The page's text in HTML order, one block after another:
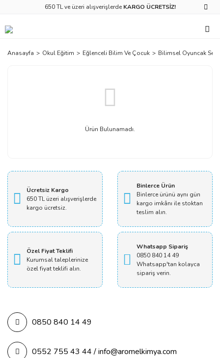
650 TL ve üzeri alışverişlerde KARGO ÜCRETSİZ!
Anasayfa Okul Eğitim Eğlenceli Bilim Ve Çocuk Bilimsel Oyuncak
Ürün Bulunamadı.
Ücretsiz Kargo
650 TL üzeri alışverişlerde
kargo ücretsiz.
Binlerce Ürün
Binlerce ürünü aynı gün
kargo imkânı ile stoktan
teslim alın.
Özel Fiyat Teklifi
Kurumsal taleplerinize
özel fiyat teklifi alın.
Whatsapp Sipariş
0850 840 14 49
Whatsapp'tan kolayca
sipariş verin.
0850 840 14 49
0552 755 43 44 / info@aromelkimya.com